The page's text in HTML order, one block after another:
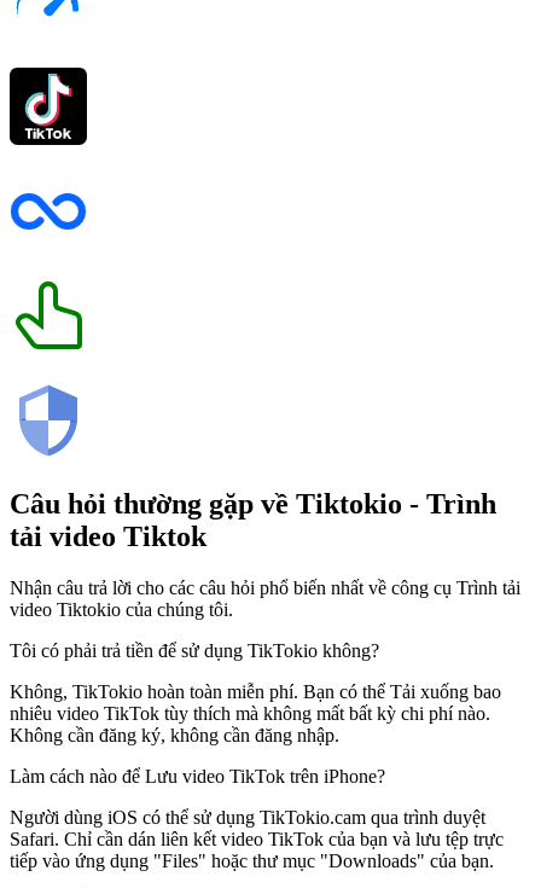
Câu hỏi thường gặp về Tiktokio - Trình
tải video Tiktok
Nhận câu trả lời cho các câu hỏi phổ biến nhất về công cụ Trình tải
video Tiktokio của chúng tôi.
Tôi có phải trả tiền để sử dụng TikTokio không?
Không, TikTokio hoàn toàn miễn phí. Bạn có thể Tải xuống bao
nhiêu video TikTok tùy thích mà không mất bất kỳ chi phí nào.
Không cần đăng ký, không cần đăng nhập.
Làm cách nào để Lưu video TikTok trên iPhone?
Người dùng iOS có thể sử dụng TikTokio.cam qua trình duyệt
Safari. Chỉ cần dán liên kết video TikTok của bạn và lưu tệp trực
tiếp vào ứng dụng "Files" hoặc thư mục "Downloads" của bạn.